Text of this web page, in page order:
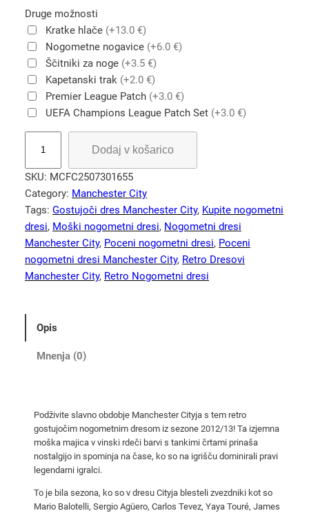
Druge možnosti
Kratke hlače (+13.0 €)
Nogometne nogavice (+6.0 €)
Ščitniki za noge (+3.5 €)
Kapetanski trak (+2.0 €)
Premier League Patch (+3.0 €)
UEFA Champions League Patch Set (+3.0 €)
t
r
o
n
o
g
o
Dodaj v košarico
SKU: MCFC2507301655
Category: Manchester City
Tags: Gostujoči dres Manchester City, Kupite nogometni
dresi, Moški nogometni dresi, Nogometni dresi
Manchester City, Poceni nogometni dresi, Poceni
nogometni dresi Manchester City, Retro Dresovi
Manchester City, Retro Nogometni dresi
Opis
Mnenja (0)
Podživite slavno obdobje Manchester Cityja s tem retro
gostujočim nogometnim dresom iz sezone 2012/13! Ta izjemna
moška majica v vinski rdeči barvi s tankimi črtami prinaša
nostalgijo in spominja na čase, ko so na igrišču dominirali pravi
legendarni igralci.
To je bila sezona, ko so v dresu Cityja blesteli zvezdniki kot so
Mario Balotelli, Sergio Agüero, Carlos Tevez, Yaya Touré, James